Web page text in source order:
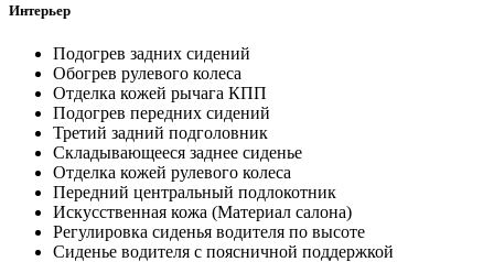
Интерьер
Подогрев задних сидений
Обогрев рулевого колеса
Отделка кожей рычага КПП
Подогрев передних сидений
Третий задний подголовник
Складывающееся заднее сиденье
Отделка кожей рулевого колеса
Передний центральный подлокотник
Искусственная кожа (Материал салона)
Регулировка сиденья водителя по высоте
Сиденье водителя с поясничной поддержкой